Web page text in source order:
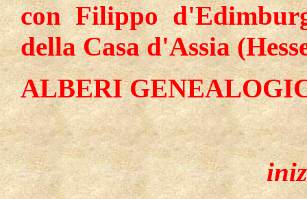
con Filippo
della Casa d'Assia
ALBERI